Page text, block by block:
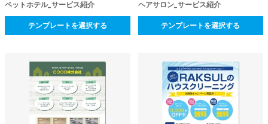
ペットホテル_サービス紹介
テンプレートを選択する
ヘアサロン_サービス紹介
テンプレートを選択する